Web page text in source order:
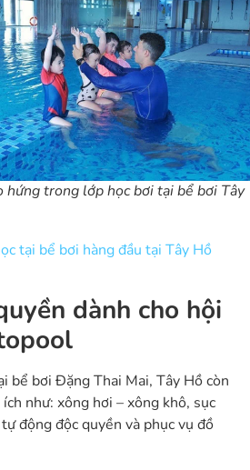
hứng trong lớp học bơi tại bể bơi Tây
tại bể bơi hàng đầu tại Tây Hồ
dành cho hội
bể bơi Đặng Thai Mai, Tây Hồ còn
như: xông hơi – xông khô, sục
động độc quyền và phục vụ đồ